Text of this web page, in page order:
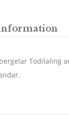
Todilaling